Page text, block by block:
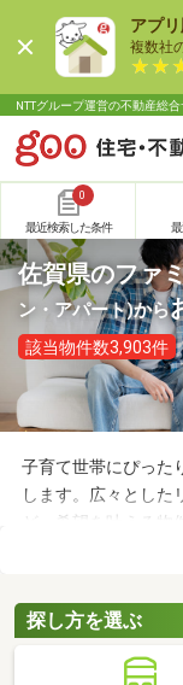
アプ
複数社
NTTグループ運営の不動産総
0
最近検索した条件
佐賀県のファ
ン・アパート)から
該当物件数3,903件
子育て世帯にぴった
します。広々とした
ど、希望を叶える
設備が備わった物
てくださいね。
探し方を選ぶ